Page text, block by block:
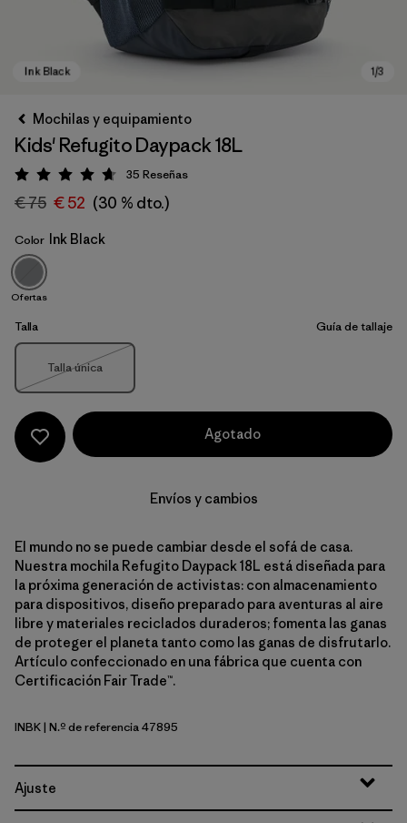
Ink Black
Mochilas y equipamiento
Kids' Refugito Daypack 18L
Puntuación: 4.7 / 5
35 Reseñas
€ 75 € 52 (30 % dto.)
Color Ink Black
Ofertas
Talla Guía de tallaje
Talla
Talla única
Agotado
Envíos y cambios
El mundo no se puede cambiar desde el sofá de casa.
Nuestra mochila Refugito Daypack 18L está diseñada para
la próxima generación de activistas: con almacenamiento
para dispositivos, diseño preparado para aventuras al aire
libre y materiales reciclados duraderos; fomenta las ganas
de proteger el planeta tanto como las ganas de disfrutarlo.
Artículo confeccionado en una fábrica que cuenta con
Certificación Fair Trade™.
Ink Black
INBK| N.º de referencia 47895
Ajuste